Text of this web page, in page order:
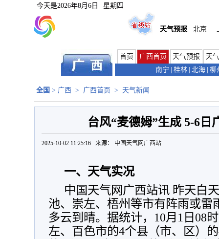
今天是2026年8月6日 星期四
天气预报 北京
首页 广西首页 天气预报
天
南宁
桂林 北海 柳
全国 > 广西 > 广西首页 > 天气新闻
台风“麦德姆”生成 5-6日
2025-10-02 11:25:16 来源： 中国天气网广西站
一、天气实况
中国天气网广西站讯 昨天白
池、崇左、梧州等市有阵雨或雷
多云到晴。据统计，10月1日08
左、百色市的4个县（市、区）